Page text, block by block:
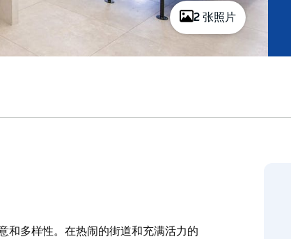
2 张照片
和多样性。在热闹的街道和充满活力的